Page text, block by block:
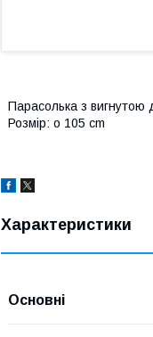
Парасолька з вигнутою
Розмір: o 105 cm
Характеристики
Основні